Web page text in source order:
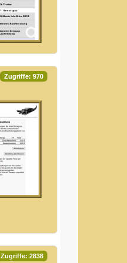
Zugriffe: 970
Zugriffe: 2838